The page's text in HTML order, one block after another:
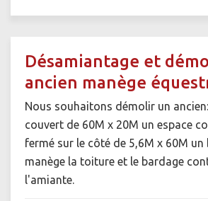
Désamiantage et
ancien manège
Nous souhaitons démolir un
couvert de 60M x 20M un espace
fermé sur le côté de 5,6M x 60M
manège la toiture et le bardage
l'amiante.